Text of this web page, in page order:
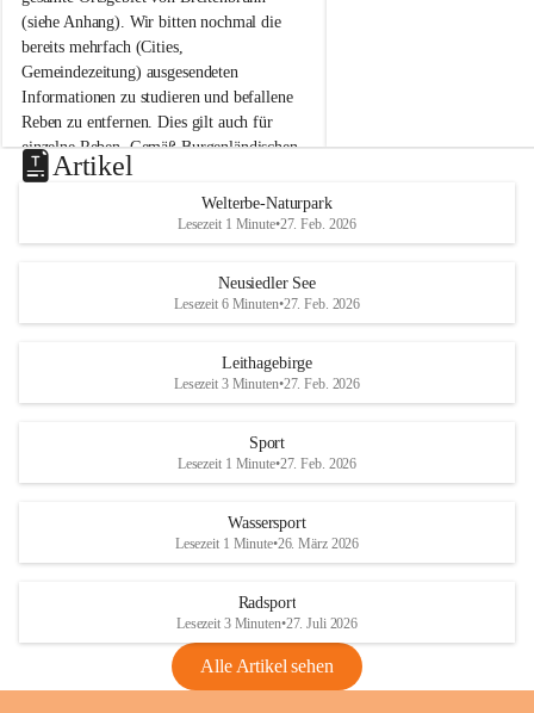
u
n
n
a
m
N
e
u
s
d
S
(siehe Anhang). Wir bitten nochmal die
bereits mehrfach (Cities,
Gemeindezeitung) ausgesendeten
Informationen zu studieren und befallene
Reben zu entfernen. Dies gilt auch für
einzelne Reben. Gemäß Burgenländischen
Weinbaugesetz sind nicht gepflegte oder
unzulässige Weingärten zu roden! Bitte
helfen wir zusammen um unsere Winzer
vor den prognostizierten Ernteausfällen
und den daraus folgenden wirtschaftlichen
Maßnahmen zur Bekämpfung
Rebe und der Amerikanischen
Anhang VBl. EU Nr. 18
1 Seite•1,4 MB
VBl. EU Nr. 18_2026
u
e
d
r
S
Artikel
Welterbe-Naturpark
Lesezeit 1 Minute•27. Feb. 2026
Neusiedler See
Lesezeit 6 Minuten•27. Feb. 2026
Leithagebirge
Lesezeit 3 Minuten•27. Feb. 2026
Sport
Lesezeit 1 Minute•27. Feb. 2026
Wassersport
Lesezeit 1 Minute•26. März 2026
Radsport
Lesezeit 3 Minuten•27. Juli 2026
Alle Artikel sehen